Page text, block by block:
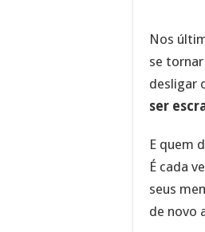
Nos
se
desligar
ser
E quem
É cada
seus
de novo